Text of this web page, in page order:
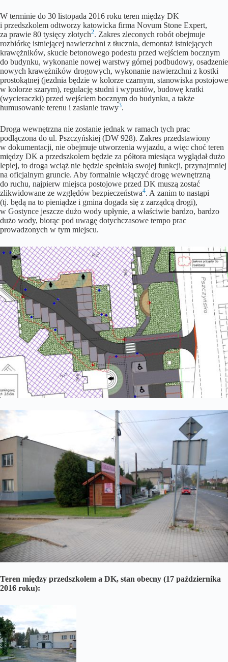
W terminie do 30 listopada 2016 roku teren między DK
i przedszkolem odtworzy katowicka firma Novum Stone Expert,
za prawie 80 tysięcy złotych2. Zakres zleconych robót obejmuje
rozbiórkę istniejącej nawierzchni z tłucznia, demontaż istniejących
krawężników, skucie betonowego podestu przed wejściem bocznym
do budynku, wykonanie nowej warstwy górnej podbudowy, osadzenie
nowych krawężników drogowych, wykonanie nawierzchni z kostki
prostokątnej (jezdnia będzie w kolorze czarnym, stanowiska postojowe
w kolorze szarym), regulację studni i wypustów, budowę kratki
(wycieraczki) przed wejściem bocznym do budynku, a także
humusowanie terenu i zasianie trawy3.
Droga wewnętrzna nie zostanie jednak w ramach tych prac
podłączona do ul. Pszczyńskiej (DW 928). Zakres przedstawiony
w dokumentacji, nie obejmuje utworzenia wyjazdu, a więc choć teren
między DK a przedszkolem będzie za półtora miesiąca wyglądał dużo
lepiej, to droga wciąż nie będzie spełniała swojej funkcji, przynajmniej
na oficjalnym gruncie. Aby formalnie włączyć drogę wewnętrzną
do ruchu, najpierw miejsca postojowe przed DK muszą zostać
zlikwidowane ze względów bezpieczeństwa4. A zanim to nastąpi
(tj. będą na to pieniądze i gmina dogada się z zarządcą drogi),
w Gostynce jeszcze dużo wody upłynie, a właściwie bardzo, bardzo
dużo wody, biorąc pod uwagę dotychczasowe tempo prac
prowadzonych w tym miejscu.
Teren między przedszkolem a DK, stan obecny (17 października
2016 roku):